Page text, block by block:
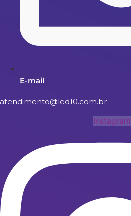
E-mail
atendimento@led10.com.br
Instagram